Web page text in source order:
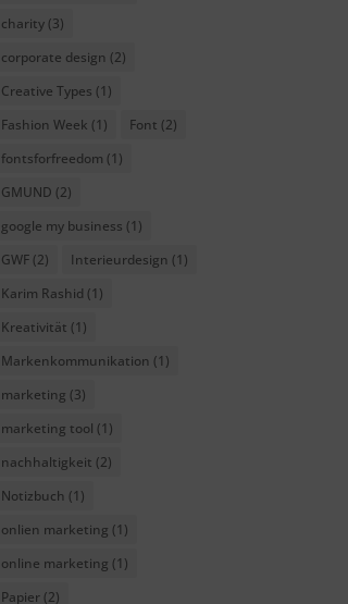
charity(3)
corporate design (2)
Creative Types (1)
Fashion Week (1) Font (2)
fontsforfreedom (1)
GMUND (2)
google my business (1)
GWF(2) Interieurdesign (1)
Karim Rashid (1)
Kreativität (1)
Markenkommunikation (1)
marketing (3)
marketing tool (1)
nachhaltigkeit (2)
Notizbuch (1)
onlien marketing (1)
online marketing (1)
Papier(2)